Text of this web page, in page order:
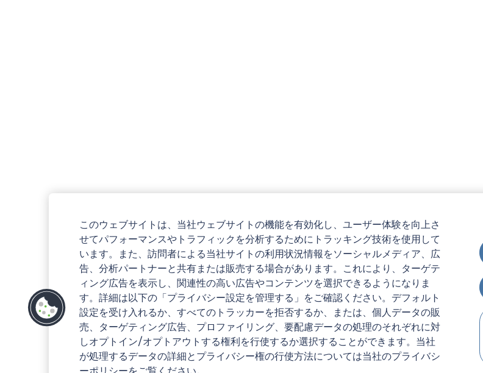
このウェブサイトは、当社ウェブサイトの機能を有効化し、ユーザー体験を向上さ
せてパフォーマンスやトラフィックを分析するためにトラッキング技術を使用して
います。また、訪問者による当社サイトの利用状況情報をソーシャルメディア、広
告、分析パートナーと共有または販売する場合があります。これにより、ターゲテ
ィング広告を表示し、関連性の高い広告やコンテンツを選択できるようになりま
す。詳細は以下の「プライバシー設定を管理する」をご確認ください。デフォルト
設定を受け入れるか、すべてのトラッカーを拒否するか、または、個人データの販
売、ターゲティング広告、プロファイリング、要配慮データの処理のそれぞれに対
しオプトイン/オプトアウトする権利を行使するか選択することができます。当社
が処理するデータの詳細とプライバシー権の行使方法については当社のプライバシ